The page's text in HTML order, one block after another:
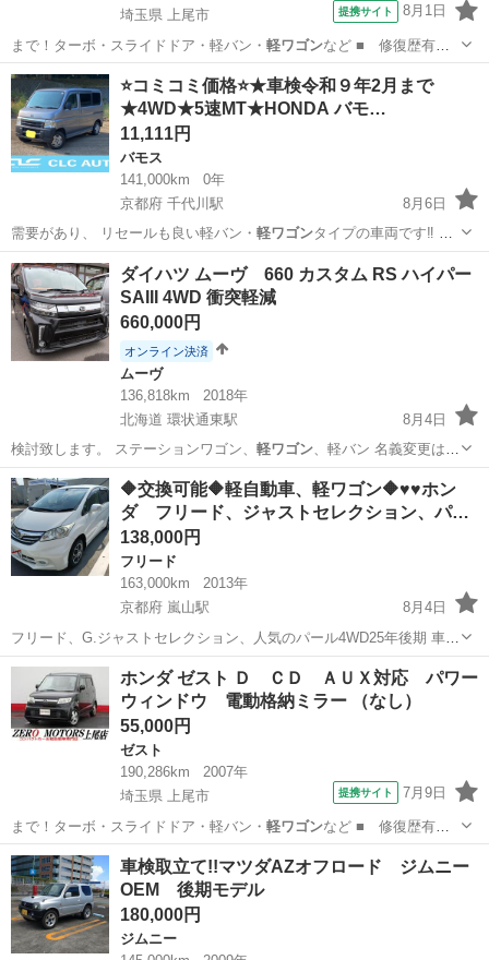
埼玉県 上尾市
提携サイト 8月1日
まで！ターボ・スライドドア・軽バン・ 軽ワゴンなど ■ 修復歴有
無： あり ■ 年…
埼玉 上尾市
⭐️コミコミ価格⭐️★車検令和９年2月まで
★4WD★5速MT★HONDA バモ…
11,111円
バモス
141,000km
0年
京都府 千代川駅
8月6日
需要があり、 リセールも良い軽バン・ 軽ワゴンタイプの車両です‼️ 気
付けば高回…
京都 亀岡市 千代川駅 バモス
ダイハツ ムーヴ 660 カスタム RS ハイパー
SAIII 4WD 衝突軽減
660,000円
オンライン決済
ムーヴ
136,818km
2018年
北海道 環状通東駅
8月4日
検討致します。 ステーションワゴン、 軽ワゴン、軽バン 名義変更はご
相談ください…
北海道 札幌市 環状通東駅 ムーヴ エンジン
🔶交換可能🔶軽自動車、軽ワゴン🔶♥♥ホン
ダ フリード、ジャストセレクション、パ…
138,000円
フリード
163,000km
2013年
京都府 嵐山駅
8月4日
フリード、G.ジャストセレクション、人気のパール4WD25年後期 車検
を受けて乗るつもりでしたが、条件に、あわず別車にのる事にしまし
たので不要になり格安出品します。 今からの説明文はしっかり理解し
てもらい購入されたいならご...
京都 京都市 嵐山駅 フリード
ホンダ ゼスト Ｄ ＣＤ ＡＵＸ対応 パワー
ウィンドウ 電動格納ミラー （なし）
55,000円
ゼスト
190,286km
2007年
埼玉県 上尾市
提携サイト 7月9日
まで！ターボ・スライドドア・軽バン・ 軽ワゴンなど ■ 修復歴有
無： あり ■ 年…
埼玉 上尾市 ゼスト
車検取立て!!マツダAZオフロード ジムニー
OEM 後期モデル
180,000円
ジムニー